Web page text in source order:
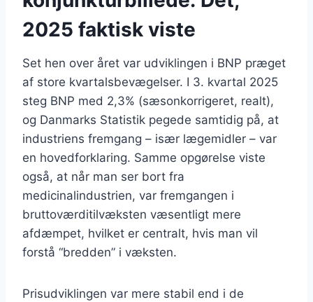
2025 faktisk viste
Set hen over året var udviklingen i BNP præget
af store kvartalsbevægelser. I 3. kvartal 2025
steg BNP med 2,3% (sæsonkorrigeret, realt),
og Danmarks Statistik pegede samtidig på, at
industriens fremgang – især lægemidler – var
en hovedforklaring. Samme opgørelse viste
også, at når man ser bort fra
medicinalindustrien, var fremgangen i
bruttoværditilvæksten væsentligt mere
afdæmpet, hvilket er centralt, hvis man vil
forstå “bredden” i væksten.
Prisudviklingen var mere stabil end i de